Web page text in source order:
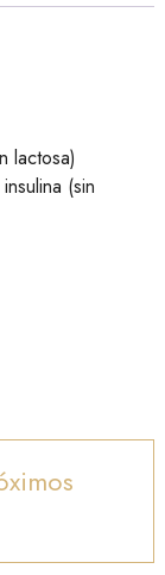
lactosa)
(sin